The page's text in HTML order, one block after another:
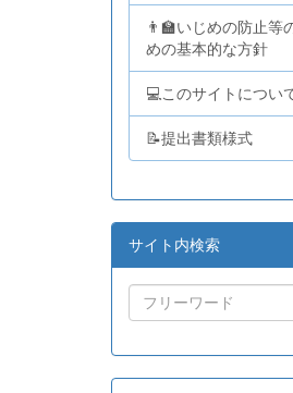
👨‍🏫いじめの防止等
めの基本的な方針
💻このサイトについ
📝提出書類様式
サイト内検索